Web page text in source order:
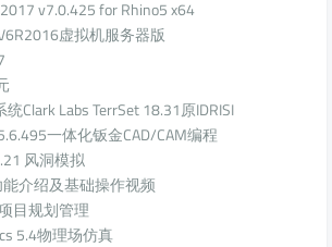
v7.0.425 for Rhino5 x64
虚拟机服务器版
Clark Labs TerrSet 18.31原IDRISI
一体化钣金CAD/CAM编程
风洞模拟
介绍及基础操作视频
目规划管理
5.4物理场仿真